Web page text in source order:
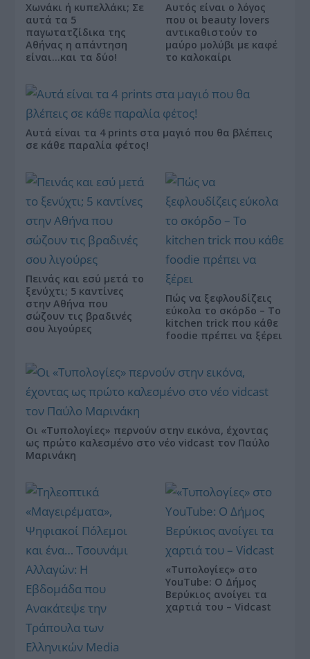
Χωνάκι ή κυπελλάκι; Σε
αυτά τα 5
παγωτατζίδικα της
Αθήνας η απάντηση
είναι…και τα δύο!
Αυτός είναι ο λόγος
που οι beauty lovers
αντικαθιστούν το
μαύρο μολύβι με καφέ
το καλοκαίρι
Αυτά είναι τα 4 prints στα μαγιό που θα βλέπεις
σε κάθε παραλία φέτος!
Πεινάς και εσύ μετά το
ξενύχτι; 5 καντίνες
στην Αθήνα που
σώζουν τις βραδινές
σου λιγούρες
Πώς να ξεφλουδίζεις
εύκολα το σκόρδο – Το
kitchen trick που κάθε
foodie πρέπει να ξέρει
Οι «Τυπολογίες» περνούν στην εικόνα, έχοντας
ως πρώτο καλεσμένο στο νέο vidcast τον Παύλο
Μαρινάκη
«Τυπολογίες» στο
YouTube: Ο Δήμος
Βερύκιος ανοίγει τα
χαρτιά του – Vidcast